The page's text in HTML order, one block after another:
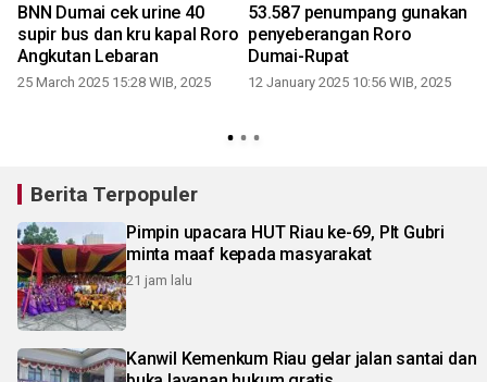
BNN Dumai cek urine 40
supir bus dan kru kapal Roro
Angkutan Lebaran
25 March 2025 15:28 WIB, 2025
53.587 penumpang gunakan
penyeberangan Roro
Dumai-Rupat
12 January 2025 10:56 WIB, 2025
Berita Terpopuler
Pimpin upacara HUT Riau ke-69, Plt Gubri
minta maaf kepada masyarakat
21 jam lalu
Kanwil Kemenkum Riau gelar jalan santai dan